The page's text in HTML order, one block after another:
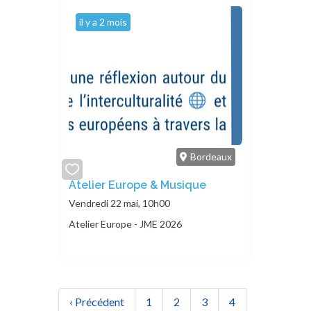
il y a 2 mois
Bordeaux
add
or
Atelier Europe & Musique
Vendredi 22 mai, 10h00
Atelier Europe - JME 2026
Page précédente
‹ Précédent Page
1 Page
2 Page
3 Page
4